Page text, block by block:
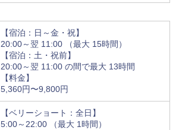
【宿泊：日～金・祝】
20:00～翌 11:00 （最大 15時間）
【宿泊：土・祝前】
20:00～翌 11:00 の間で最大 13時間
【料金】
5,360円〜9,800円
【ベリーショート：全日】
5:00～22:00 （最大 1時間）